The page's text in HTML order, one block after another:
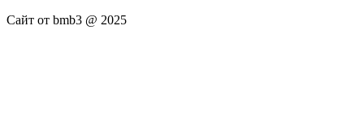
Сайт от bmb3 @ 2025